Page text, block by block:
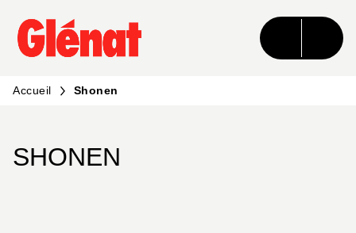
MENU RECHERCHE CONTENU
PIED DE PAGE
Accueil Shonen
SHONEN